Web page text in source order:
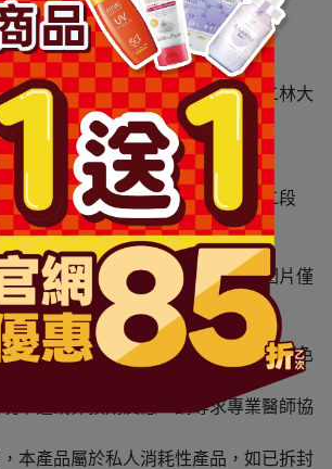
衛部醫器製壹字第005347號
名稱：愛民衛材股份有限公司
地址：彰化縣二林鎮梅芳里中科二林大
諮詢專線：02-2299-2177
民衛材股份有限公司
化縣二林鎮梅芳里中科二林大道二段
個人觀感之差異，本賣場之商品圖片僅
商品為準。
轉換期，依實際收到商品為準。
實際試色、試用後再行購買，避免顏色
狀。
不適或非預期反應，請尋求專業醫師協
本產品屬於私人消耗性產品，如已拆封